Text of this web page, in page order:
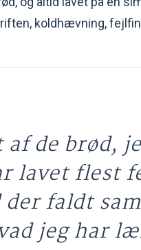
koldhævning,
de brød,
lavet flest
faldt
jeg har